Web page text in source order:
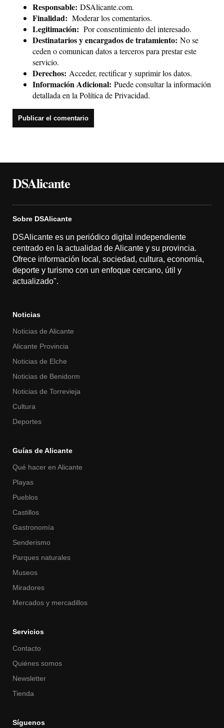
Responsable: DSAlicante.com.
Finalidad: Moderar los comentarios.
Legitimación: Por consentimiento del interesado.
Destinatarios y encargados de tratamiento: No se
ceden o comunican datos a terceros para prestar este
servicio.
Derechos: Acceder, rectificar y suprimir los datos.
Información Adicional: Puede consultar la información
detallada en la Política de Privacidad.
DSAlicante
Sobre DSAlicante
DSAlicante es un periódico digital independiente
centrado en la actualidad de Alicante y su provincia.
Ofrece información local, sociedad, cultura, economía,
deporte y turismo con un enfoque cercano, útil y
actualizado".
Noticias
Noticias de Alicante
Alicante Provincia
Noticias de Elche
Noticias de Benidorm
Noticias de Torrevieja
Cultura
Deportes
Guías de Alicante
Qué hacer en Alicante
Playas
Pueblos
Castillos
Gastronomía
Senderismo
Parques naturales
Museos
Miradores
Mercados y mercadillos
Servicios
Contacto
Quiénes somos
Newsletter
Tienda
Síguenos